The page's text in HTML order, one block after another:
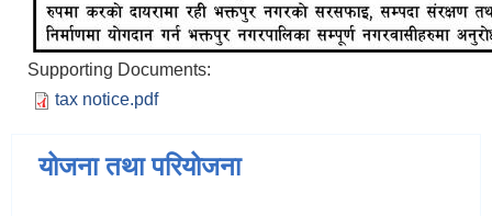
Supporting Documents:
tax notice.pdf
योजना तथा परियोजना